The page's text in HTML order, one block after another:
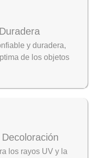
y duradera,
de los objetos
los rayos UV y la